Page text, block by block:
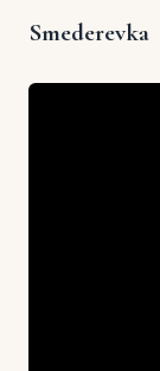
Smederevka